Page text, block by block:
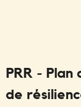
PRR -
de